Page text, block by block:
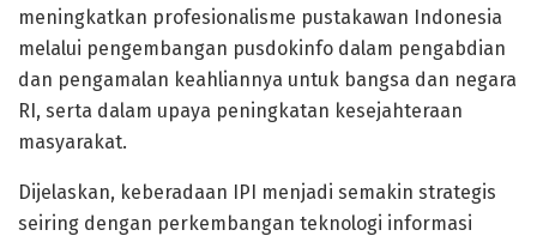
meningkatkan profesionalisme pustakawan Indonesia
melalui pengembangan pusdokinfo dalam pengabdian
dan pengamalan keahliannya untuk bangsa dan negara
RI, serta dalam upaya peningkatan kesejahteraan
masyarakat.
Dijelaskan, keberadaan IPI menjadi semakin strategis
seiring dengan perkembangan teknologi informasi